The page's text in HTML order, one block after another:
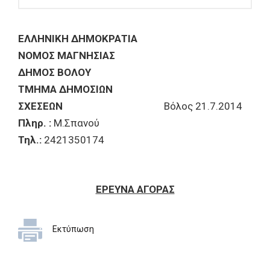
ΕΛΛΗΝΙΚΗ ΔΗΜΟΚΡΑΤΙΑ
ΝΟΜΟΣ ΜΑΓΝΗΣΙΑΣ
ΔΗΜΟΣ ΒΟΛΟΥ
ΤΜΗΜΑ ΔΗΜΟΣΙΩΝ
ΣΧΕΣΕΩΝ Βόλος 21.7.2014
Πληρ. : Μ.Σπανού
Τηλ.: 2421350174
ΕΡΕΥΝΑ ΑΓΟΡΑΣ
Εκτύπωση